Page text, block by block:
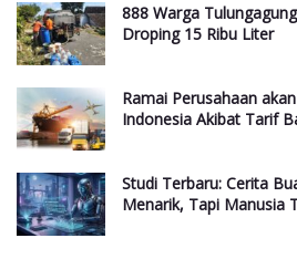
888 Warga
Droping 15 Ribu Liter
Ramai Perusahaan
Indonesia Akibat Tarif
Studi Terbaru: Cerita
Menarik, Tapi Manusia